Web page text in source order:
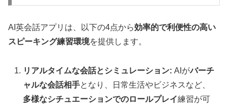
AI英会話アプリは、以下の4点から効率的で利便性の高い
スピーキング練習環境を提供します。
リアルタイムな会話とシミュレーション: AIがバーチ
ャルな会話相手となり、日常生活やビジネスなど、
多様なシチュエーションでのロールプレイ練習が可